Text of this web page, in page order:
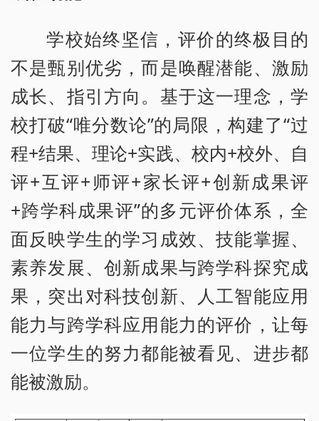
学校始终坚信，评价的终极目的
不是甄别优劣，而是唤醒潜能、激励
成长、指引方向。基于这一理念，学
校打破“唯分数论”的局限，构建了“过
程+结果、理论+实践、校内+校外、自
评+互评+师评+家长评+创新成果评
+跨学科成果评”的多元评价体系，全
面反映学生的学习成效、技能掌握、
素养发展、创新成果与跨学科探究成
果，突出对科技创新、人工智能应用
能力与跨学科应用能力的评价，让每
一位学生的努力都能被看见、进步都
能被激励。